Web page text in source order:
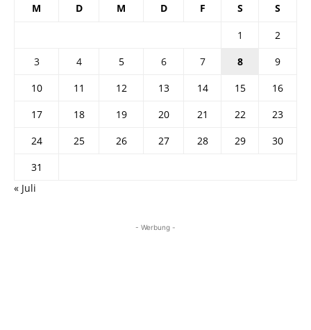
M D M D F S S
1
2
3
4 5 6 7 8
9
10
11 12 13 14 15
16
17
18 19 20 21 22
23
24
25 26 27 28 29
30
31
« Juli
- Werbung -